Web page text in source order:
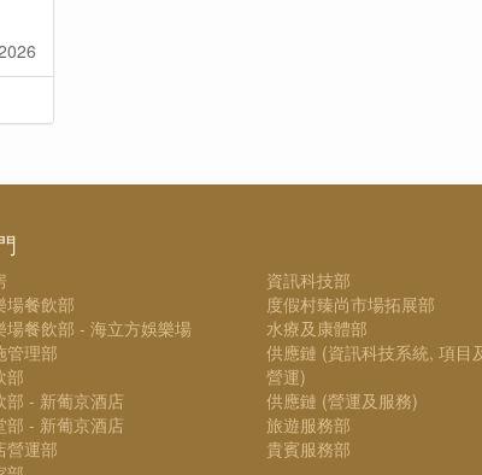
場餐飲部
場餐飲部 - 海立方娛樂場
管理部
部
部 - 新葡京酒店
部 - 新葡京酒店
營運部
資訊科技部
度假村臻尚市場拓展部
水療及康體部
供應鏈 (資訊科技系統, 項目
營運)
供應鏈 (營運及服務)
旅遊服務部
貴賓服務部